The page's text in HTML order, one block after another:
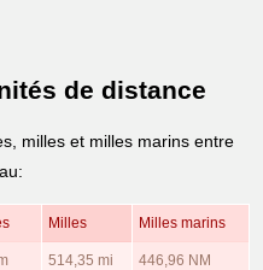
de distance
milles et milles marins entre
Milles Milles marins
514,35 mi 446,96 NM